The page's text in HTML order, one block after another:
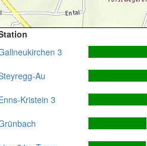
3
Au
Kristein 3